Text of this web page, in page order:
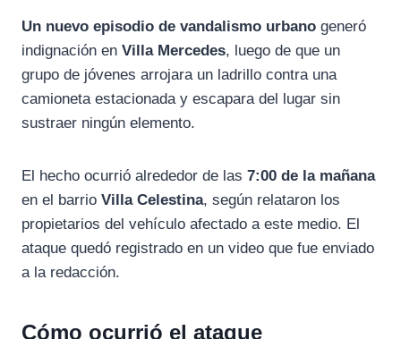
Un nuevo episodio de vandalismo urbano generó
indignación en Villa Mercedes, luego de que un
grupo de jóvenes arrojara un ladrillo contra una
camioneta estacionada y escapara del lugar sin
sustraer ningún elemento.
El hecho ocurrió alrededor de las 7:00 de la mañana
en el barrio Villa Celestina, según relataron los
propietarios del vehículo afectado a este medio. El
ataque quedó registrado en un video que fue enviado
a la redacción.
Cómo ocurrió el ataque